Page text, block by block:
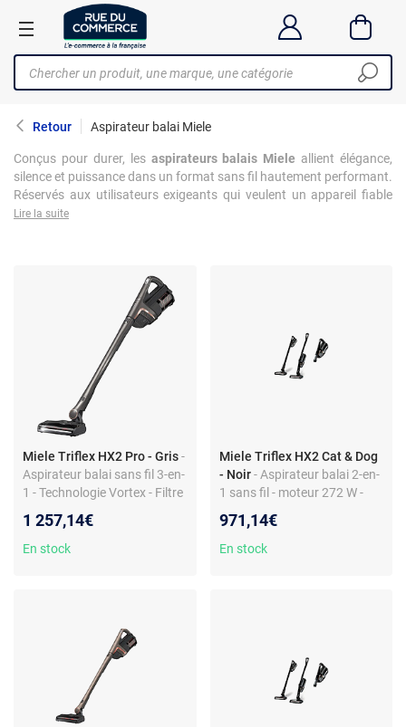
Retour Aspirateur balai Miele
Conçus pour durer, les aspirateurs balais Miele allient élégance,
silence et puissance dans un format sans fil hautement performant.
Réservés aux utilisateurs exigeants qui veulent un appareil fiable
sur le long terme, ces modèles incarnent tout le savoir-faire
tâche fluide, rapide et presque silencieuse.
Lire la suite
Miele Triflex HX2 Pro - Gris-
Aspirateur balai sans fil 3-en-
1 - Technologie Vortex - Filtre
murale - Brosse éclairée -
Aspirateur à main intégré
1 257,14€
En stock
Miele Triflex HX2 Cat & Dog
- Noir - Aspirateur balai 2-en-
1 sans fil - moteur 272 W -
électrobrosse et mini turbo-
brosse - position parking -
971,14€
En stock